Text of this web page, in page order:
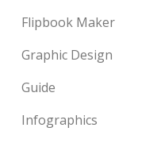
Flipbook Maker
Graphic Design
Guide
Infographics